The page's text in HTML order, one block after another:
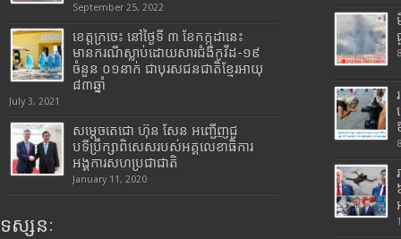
September 25, 2022
ខេត្តក្រចេះ នៅថ្ងៃទី ៣ ខែកក្កដានេះ
មានករណីស្លាប់ដោយសារជំងឺកូវីដ-១៩
ចំនួន ០១នាក់ ជាបុរសជនជាតិខ្មែរអាយុ
៨៣ឆ្នាំ
July 3, 2021
សម្តេចតេជោ ហ៊ុន សែន អញ្ជើញជួ
បទីប្រឹក្សាពិសេសរបស់អគ្គលេខាធិការ
អង្គការសហប្រជាជាតិ
January 11, 2020
ទស្សនៈ